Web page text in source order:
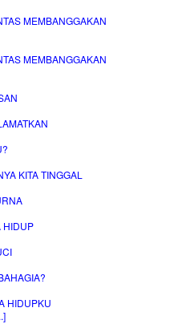
MEMBANGGAKAN
MEMBANGGAKAN
KITA TINGGAL
HIDUP
HIDUPKU